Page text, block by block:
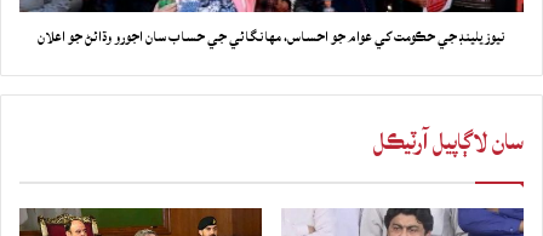
نيوزيلينڊ جي حڪومت کي عوام جو احساس، مهانگائي جي حساب سان اجورو وڌائڻ جو اعلان
سان لاڳاپيل آرٽيڪل